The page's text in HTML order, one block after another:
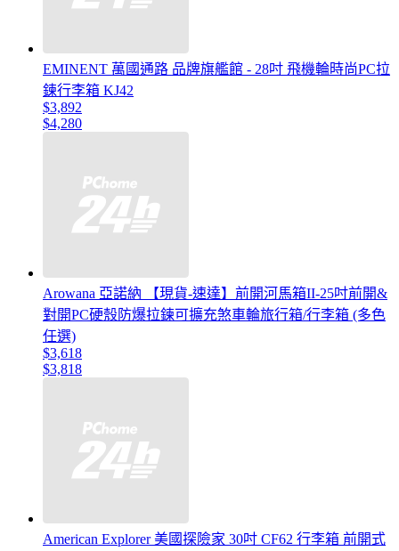
EMINENT 萬國通路 品牌旗艦館 - 28吋 飛機輪時尚PC拉
鍊行李箱 KJ42
$3,892
$4,280
Arowana 亞諾納 【現貨-速達】前開河馬箱II-25吋前開&
對開PC硬殼防爆拉鍊可擴充煞車輪旅行箱/行李箱 (多色
任選)
$3,618
$3,818
American Explorer 美國探險家 30吋 CF62 行李箱 前開式